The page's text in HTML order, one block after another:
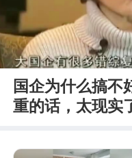
00:00
国企为什么搞不
重的话，太现实